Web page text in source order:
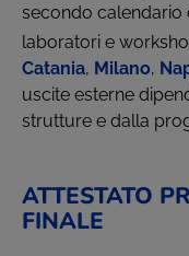
secondo calendario
laboratori e
Catania, Milano,
uscite esterne
strutture e dalla
ATTESTATO
FINALE